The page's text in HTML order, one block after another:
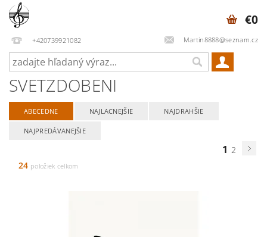
+420739921082 Martin8888@seznam.cz
€0
SVETZDOBENI
ABECEDNE NAJLACNEJŠIE NAJDRAHŠIE
NAJPREDÁVANEJŠIE
1 2
24 položiek celkom